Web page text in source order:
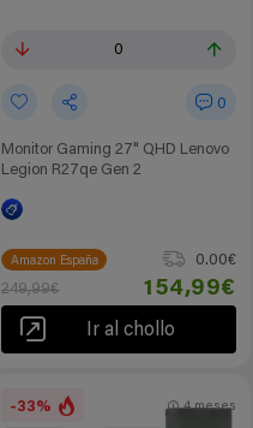
0
0
Monitor Gaming 27" QHD Lenovo
Legion R27qe Gen 2
Amazon España
0.00€
249,99€
154,99€
Ir al chollo
-33% 4 meses